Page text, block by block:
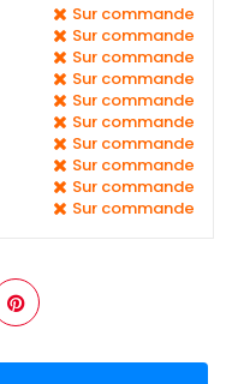
Sur commande
Sur commande
Sur commande
Sur commande
Sur commande
Sur commande
Sur commande
Sur commande
Sur commande
Sur commande